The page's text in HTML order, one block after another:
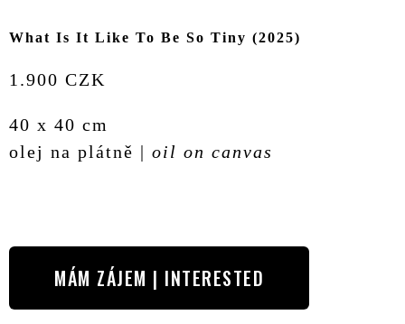
What Is It Like To Be So Tiny (2025)
1.900 CZK
40 x 40 cm
olej na plátně | oil on canvas
MÁM ZÁJEM | INTERESTED